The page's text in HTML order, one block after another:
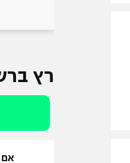
רץ
אם